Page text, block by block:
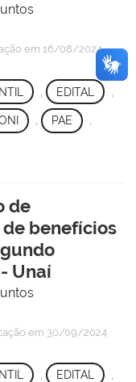
em 16/08/2024
EDITAL
, PAE ,
de
benefícios
Unaí
em 30/09/2024
EDITAL